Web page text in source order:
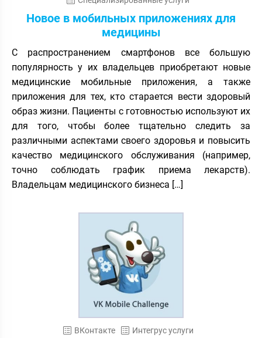
Новое в мобильных приложениях для
медицины
С распространением смартфонов все большую
популярность у их владельцев приобретают новые
медицинские мобильные приложения, а также
приложения для тех, кто старается вести здоровый
образ жизни. Пациенты с готовностью используют их
для того, чтобы более тщательно следить за
различными аспектами своего здоровья и повысить
качество медицинского обслуживания (например,
точно соблюдать график приема лекарств).
Владельцам медицинского бизнеса […]
ВКонтакте Интегрус услуги